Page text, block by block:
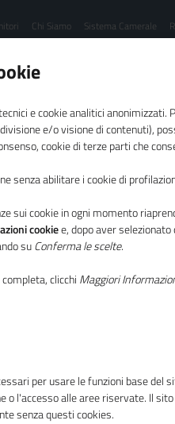
Chi Siamo Sistema Camerale
entrata formalmente
dal Consiglio Europeo di
considerata come uno degli
società più competitiva e
e rafforzare il modello
e cookie analitici anonimizzati.
e/o visione di contenuti),
cookie di terze parti che
senza abilitare i cookie di
sui cookie in ogni momento
cookiee, dopo aver
suConferma le scelte.
clicchi Maggiori
per usare le funzioni base del
o l'accesso alle aree riservate. Il
senza questi cookies.